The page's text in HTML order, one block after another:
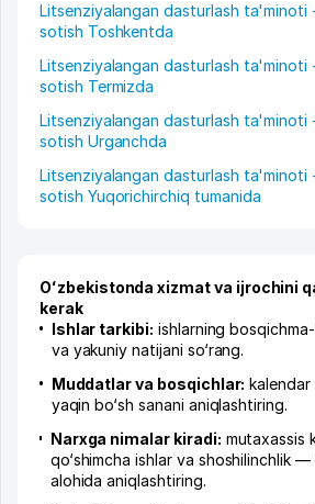
Litsenziyalangan dasturlash ta'minoti
sotish Toshkentda
Litsenziyalangan dasturlash ta'minoti
sotish Termizda
Litsenziyalangan dasturlash ta'minoti
sotish Urganchda
Litsenziyalangan dasturlash ta'minoti
sotish Yuqorichirchiq tumanida
Oʻzbekistonda xizmat va ijrochini
kerak
Ishlar tarkibi: ishlarning
va yakuniy natijani so‘rang.
Muddatlar va bosqichlar: kalendar
yaqin bo‘sh sanani aniqlashtiring.
Narxga nimalar kiradi: mutaxassis
qo‘shimcha ishlar va shoshilinchlik
alohida aniqlashtiring.